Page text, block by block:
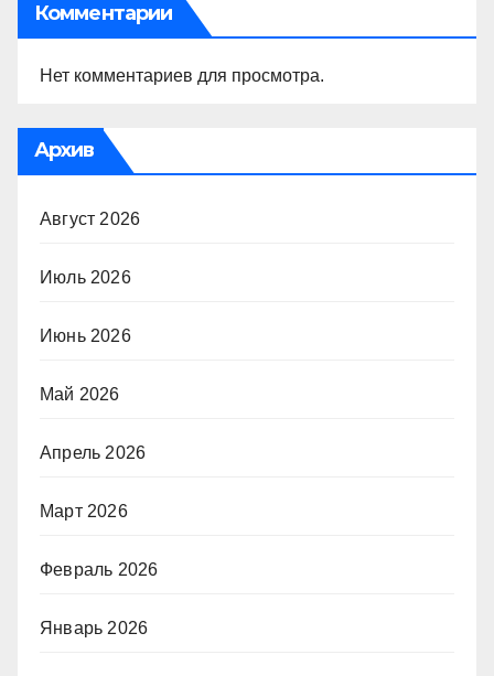
Комментарии
Нет комментариев для просмотра.
Архив
Август 2026
Июль 2026
Июнь 2026
Май 2026
Апрель 2026
Март 2026
Февраль 2026
Январь 2026